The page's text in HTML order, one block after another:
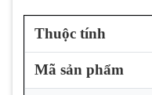
Thuộc tính
Mã sản phẩm